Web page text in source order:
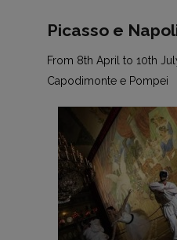
Picasso e
From 8th April to 10th
Capodimonte e Pompei